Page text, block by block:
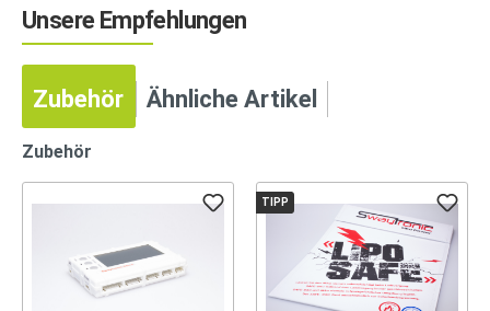
Unsere Empfehlungen
Zubehör Ähnliche Artikel
Zubehör
TIPP